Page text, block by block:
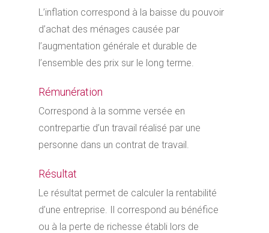
L’inflation correspond à la baisse du pouvoir
d’achat des ménages causée par
l’augmentation générale et durable de
l’ensemble des prix sur le long terme.
Rémunération
Correspond à la somme versée en
contrepartie d’un travail réalisé par une
personne dans un contrat de travail.
Résultat
Le résultat permet de calculer la rentabilité
d’une entreprise. Il correspond au bénéfice
ou à la perte de richesse établi lors de